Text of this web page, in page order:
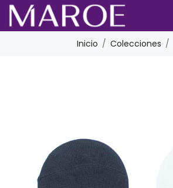
Inicio Colecciones